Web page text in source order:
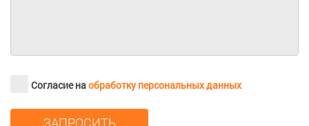
Согласие наобработку персональных данных